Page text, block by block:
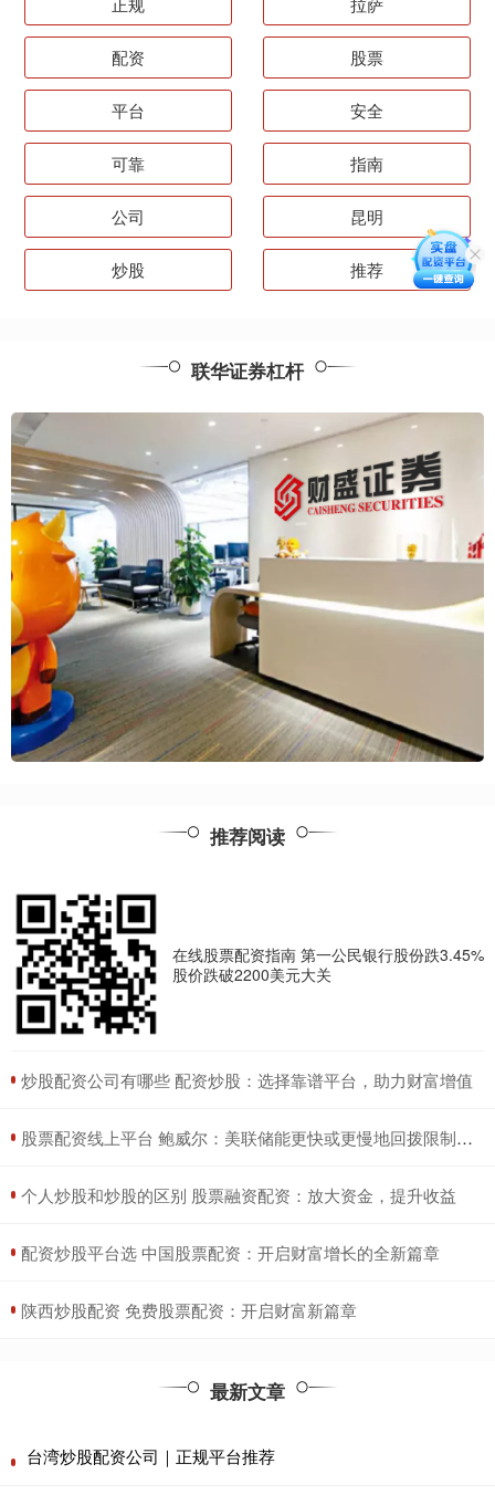
配资 股票
平台 安全
可靠 指南
公司 昆明
炒股 推荐
联华证券杠杆
推荐阅读
在线股票配资指南 第一公民银行股份跌3.45%
股价跌破2200美元大关
​炒股配资公司有哪些 配资炒股：选择靠谱平台，助力财富增值
​股票配资线上平台 鲍威尔：美联储能更快或更慢地回拨限制性政策，通胀确实比预料更高
​个人炒股和炒股的区别 股票融资配资：放大资金，提升收益
​配资炒股平台选 中国股票配资：开启财富增长的全新篇章
​陕西炒股配资 免费股票配资：开启财富新篇章
最新文章
台湾炒股配资公司｜正规平台推荐